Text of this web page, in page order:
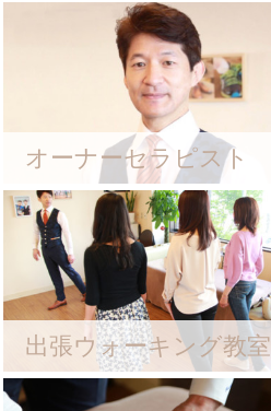
オーナーセラピスト
出張ウォーキング教室